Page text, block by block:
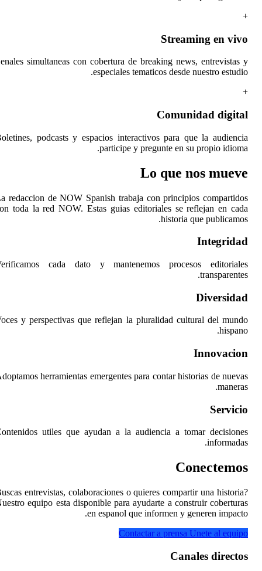
Senales simultaneas
Boletines, podcasts y
La redaccion de NOW
con toda la red NOW.
Verificamos cada
Voces y perspectivas
Adoptamos herramientas
Contenidos utiles que
Buscas entrevistas,
Nuestro equipo esta